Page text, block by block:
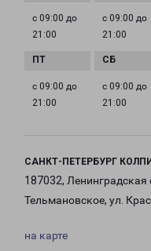
с 09:00 до
21:00
с 09:00 до
21:00
с 09:00 до
21:00
с 09:00 до
21:00
САНКТ-ПЕТЕРБУРГ
187032, Ленинградская
Тельмановское, ул.
на карте